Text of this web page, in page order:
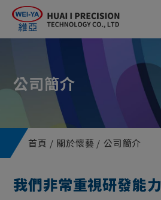
公司簡介
首頁 關於懷藝 公司簡介
我們非常重視研發能
Cookie管理面板